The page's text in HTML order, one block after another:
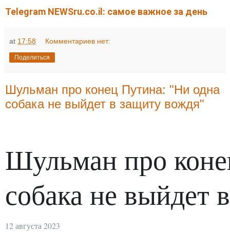
Telegram NEWSru.co.il: самое важное за день
at 17:58 Комментариев нет:
Поделиться
Шульман про конец Путина: "Ни одна
собака не выйдет в защиту вождя"
Шульман про
собака не выйдет
12 августа 2023